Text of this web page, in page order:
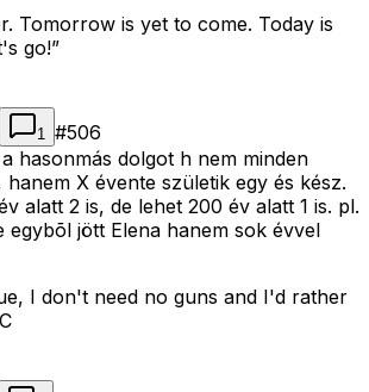
Tomorrow is yet to come. Today is
go!”
1 #506
hasonmás dolgot h nem minden
X évente születik egy és kész.
alatt 2 is, de lehet 200 év alatt 1 is. pl.
egybõl jött Elena hanem sok évvel
I don't need no guns and I'd rather